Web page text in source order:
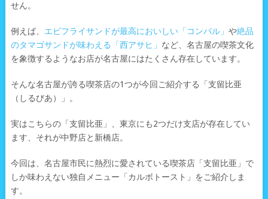
せん。
例えば、 エビフライサンドが最高においしい「コンパル」 や絶品
のタマゴサンドが味わえる「西アサヒ」 など、名古屋の喫茶文化
を象徴するようなお店が名古屋にはたくさん存在しています。
そんな名古屋が誇る喫茶店の1つが今回ご紹介する「支留比亜
（しるびあ）」。
実はこちらの「支留比亜」、東京にも2つだけ支店が存在してい
ます、それが中野店と新橋店。
今回は、名古屋市民に熱烈に愛されている喫茶店「支留比亜」で
しか味わえない独自メニュー「カルボトースト」をご紹介しま
す。